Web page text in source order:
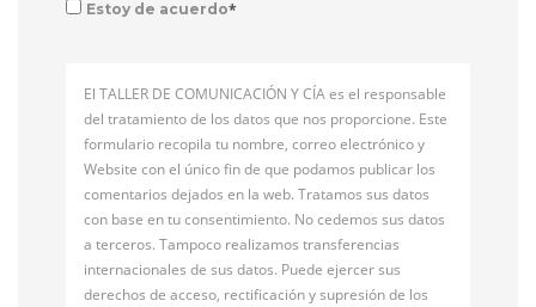
Estoy de acuerdo*
El TALLER DE COMUNICACIÓN Y CÍA es el responsable
del tratamiento de los datos que nos proporcione. Este
formulario recopila tu nombre, correo electrónico y
Website con el único fin de que podamos publicar los
comentarios dejados en la web. Tratamos sus datos
con base en tu consentimiento. No cedemos sus datos
a terceros. Tampoco realizamos transferencias
internacionales de sus datos. Puede ejercer sus
derechos de acceso, rectificación y supresión de los